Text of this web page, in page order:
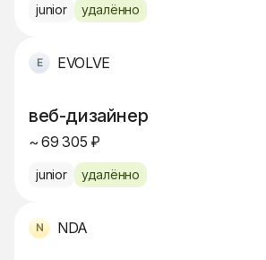
junior удалённо
EVOLVE
веб-дизайнер
~ 69 305 ₽
junior удалённо
NDA